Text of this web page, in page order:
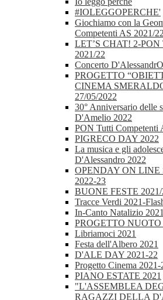
#IOLEGGOPERCHE'
Giochiamo con la
Competenti AS 2021/22
LET’S CHAT! 2-PON
2021/22
Concerto
PROGETTO
CINEMA
27/05/2022
30° Anniversario delle
D'Amelio 2022
PON Tutti Competenti
PIGRECO DAY 2022
La musica e gli
D'Alessandro 2022
OPENDAY ON LINE
2022-23
BUONE FESTE 2021/
Tracce Verdi 2021-
In-Canto Natalizio 2021
PROGETTO NUOTO
Libriamoci 2021
Festa dell'Albero 2021
D'ALE DAY 2021-22
Progetto Cinema 2021-
PIANO ESTATE 2021
"L'ASSEMBLEA
RAGAZZI DELLA